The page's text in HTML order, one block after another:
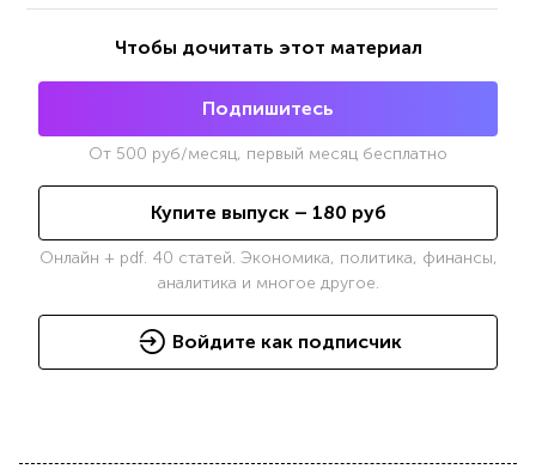
Чтобы дочитать этот материал
Подпишитесь
От 500 руб/месяц, первый месяц бесплатно
Купите выпуск – 180 руб
Онлайн + pdf. 40 статей. Экономика, политика, финансы,
аналитика и многое другое.
Войдите как подписчик